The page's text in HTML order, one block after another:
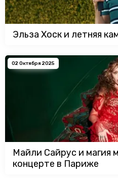
Эльза Хоск и летняя
02 Октября 2025
Майли Сайрус и магия
концерте в Париже